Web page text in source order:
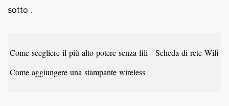
sotto .
Come scegliere il più alto potere senza fili - Scheda di rete Wifi o
Come aggiungere una stampante wireless